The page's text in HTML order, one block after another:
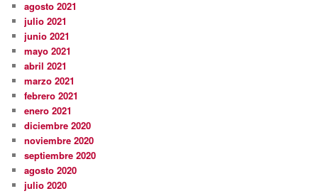
agosto 2021
julio 2021
junio 2021
mayo 2021
abril 2021
marzo 2021
febrero 2021
enero 2021
diciembre 2020
noviembre 2020
septiembre 2020
agosto 2020
julio 2020